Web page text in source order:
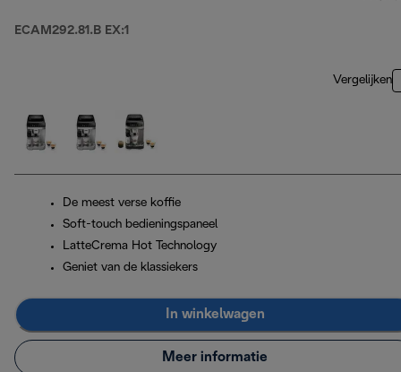
ECAM292.81.B EX:1
Vergelijken
De meest verse koffie
Soft-touch bedieningspaneel
LatteCrema Hot Technology
Geniet van de klassiekers
In winkelwagen
Meer informatie